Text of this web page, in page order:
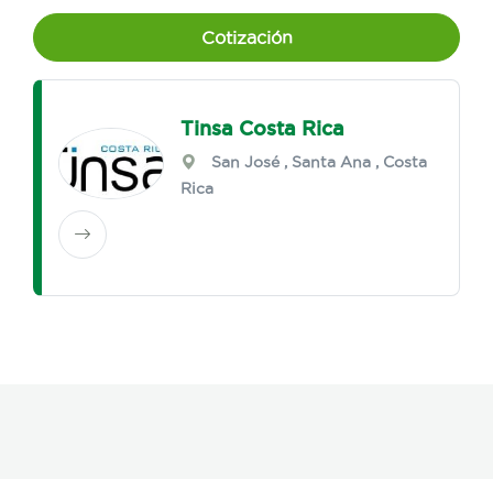
Cotización
Tinsa Costa Rica
San José , Santa Ana , Costa
Rica